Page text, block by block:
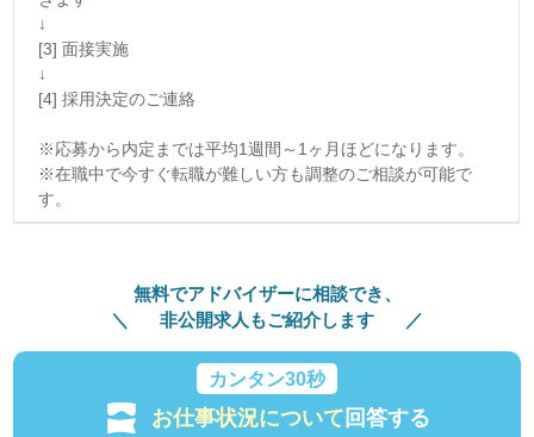
↓
[3] 面接実施
↓
[4] 採用決定のご連絡
※応募から内定までは平均1週間～1ヶ月ほどになります。
※在職中で今すぐ転職が難しい方も調整のご相談が可能で
す。
無料でアドバイザーに相談でき、
非公開求人もご紹介します
カンタン30秒
お仕事状況について回答する